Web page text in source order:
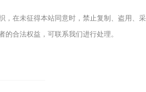
，在未征得本站同意时，禁止复制、盗用、采
合法权益，可联系我们进行处理。